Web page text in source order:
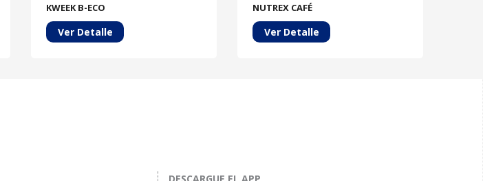
KWEEK B-ECO
Ver Detalle
NUTREX CAFÉ
Ver Detalle